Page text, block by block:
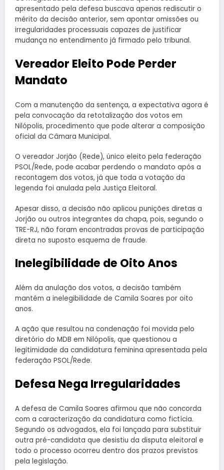
apresentado pela defesa buscava apenas rediscutir o
mérito da decisão anterior, sem apontar omissões ou
irregularidades processuais capazes de justificar
mudança no entendimento já firmado pelo tribunal.
Vereador Eleito Pode Perder
Mandato
Com a manutenção da sentença, a expectativa agora é
pela convocação da retotalização dos votos em
Nilópolis, procedimento que pode alterar a composição
oficial da Câmara Municipal.
O vereador Jorjão (Rede), único eleito pela federação
PSOL/Rede, pode acabar perdendo o mandato após a
recontagem dos votos, já que toda a votação da
legenda foi anulada pela Justiça Eleitoral.
Apesar disso, a decisão não aplicou punições diretas a
Jorjão ou outros integrantes da chapa, pois, segundo o
TRE-RJ, não foram encontradas provas de participação
direta no suposto esquema de fraude.
Inelegibilidade de Oito Anos
Além da anulação dos votos, a decisão também
mantém a inelegibilidade de Camila Soares por oito
anos.
A ação que resultou na condenação foi movida pelo
diretório do MDB em Nilópolis, que questionou a
legitimidade da candidatura feminina apresentada pela
federação PSOL/Rede.
Defesa Nega Irregularidades
A defesa de Camila Soares afirmou que não concorda
com a caracterização da candidatura como fictícia.
Segundo os advogados, ela foi lançada para substituir
outra pré-candidata que desistiu da disputa eleitoral e
todo o processo ocorreu dentro dos prazos previstos
pela legislação.